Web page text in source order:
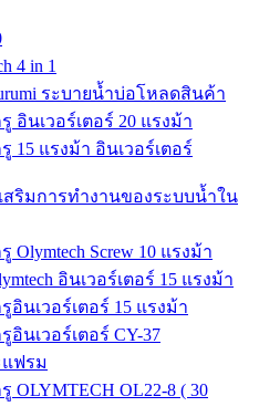
4 in 1
ระบายน้ำบ่อโหลดสินค้า
อินเวอร์เตอร์ 20 แรงม้า
15 แรงม้า อินเวอร์เตอร์
สริมการทำงานของระบบน้ำใน
Screw 10 แรงม้า
อินเวอร์เตอร์ 15 แรงม้า
นเวอร์เตอร์ 15 แรงม้า
นเวอร์เตอร์ CY-37
แฟรม
OLYMTECH OL22-8 ( 30